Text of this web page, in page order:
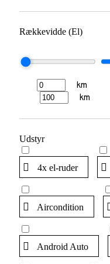
Rækkevidde (El)
km
km
Udstyr
4x el-ruder
Aircondition
Android Auto